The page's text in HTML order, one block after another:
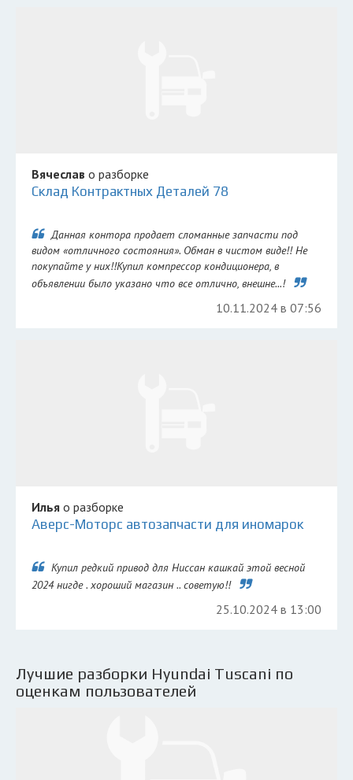
Вячеслав о разборке
Склад Контрактных Деталей 78
Данная контора продает сломанные запчасти под
видом «отличного состояния». Обман в чистом виде!! Не
покупайте у них!!Купил компрессор кондиционера, в
объявлении было указано что все отлично, внешне...!
10.11.2024 в 07:56
Илья о разборке
Аверс-Моторс автозапчасти для иномарок
Купил редкий привод для Ниссан кашкай этой весной
2024 нигде . хороший магазин .. советую!!
25.10.2024 в 13:00
Лучшие разборки Hyundai Tuscani по
оценкам пользователей